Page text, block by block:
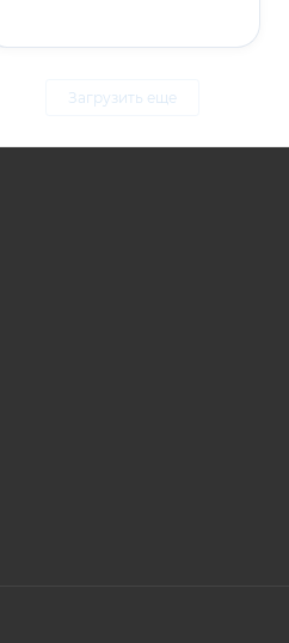
Загрузить еще